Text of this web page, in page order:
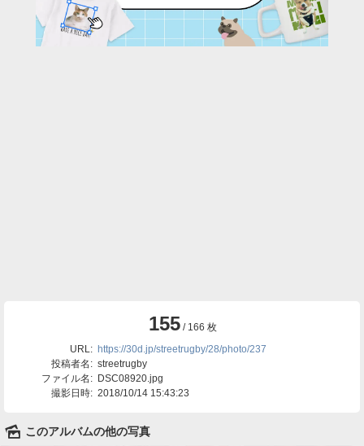
155/ 166 枚
URL: https://30d.jp/streetrugby/28/photo/237
投稿者名: streetrugby
ファイル名: DSC08920.jpg
撮影日時: 2018/10/14 15:43:23
🌄 このアルバムの他の写真